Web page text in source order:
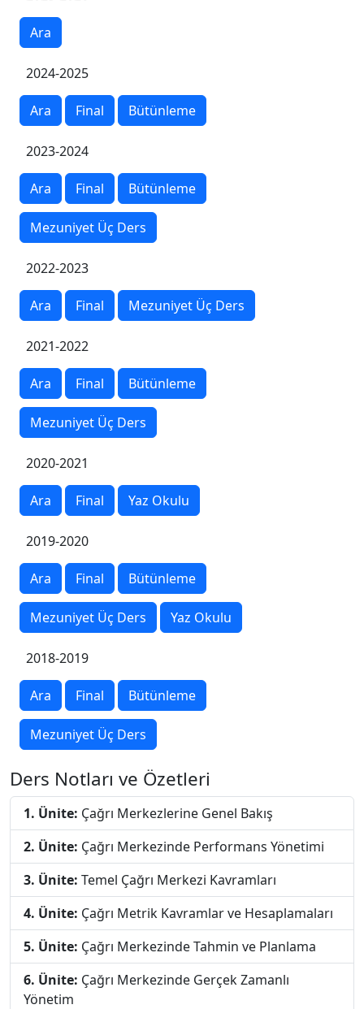
Ara
2024-2025
Ara Final Bütünleme
2023-2024
Ara Final Bütünleme
Mezuniyet Üç Ders
2022-2023
Ara Final Mezuniyet Üç Ders
2021-2022
Ara Final Bütünleme
Mezuniyet Üç Ders
2020-2021
Ara Final Yaz Okulu
2019-2020
Ara Final Bütünleme
Mezuniyet Üç Ders Yaz Okulu
2018-2019
Ara Final Bütünleme
Mezuniyet Üç Ders
Ders Notları ve Özetleri
1. Ünite: Çağrı Merkezlerine Genel Bakış
2. Ünite: Çağrı Merkezinde Performans Yönetimi
3. Ünite: Temel Çağrı Merkezi Kavramları
4. Ünite: Çağrı Metrik Kavramlar ve Hesaplamaları
5. Ünite: Çağrı Merkezinde Tahmin ve Planlama
6. Ünite: Çağrı Merkezinde Gerçek Zamanlı
Yönetim